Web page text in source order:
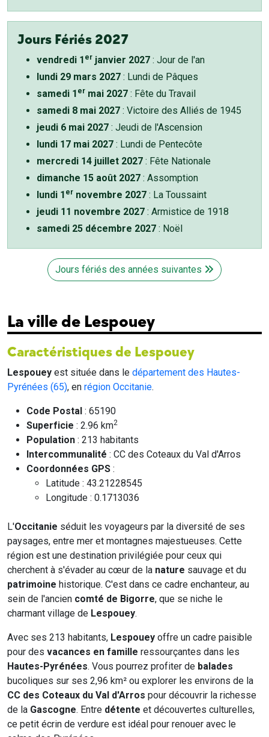
Jours Fériés 2027
vendredi 1 er janvier 2027 : Jour de l'an
lundi 29 mars 2027 : Lundi de Pâques
samedi 1 er mai 2027 : Fête du Travail
samedi 8 mai 2027 : Victoire des Alliés de 1945
jeudi 6 mai 2027 : Jeudi de l'Ascension
lundi 17 mai 2027 : Lundi de Pentecôte
mercredi 14 juillet 2027 : Fête Nationale
dimanche 15 août 2027 : Assomption
lundi 1 er novembre 2027 : La Toussaint
jeudi 11 novembre 2027 : Armistice de 1918
samedi 25 décembre 2027 : Noël
Jours fériés des années suivantes
La ville de Lespouey
Caractéristiques de Lespouey
Lespouey est située dans le département des Hautes-
Pyrénées (65), en région Occitanie.
Code Postal : 65190
Superficie : 2.96 km2
Population : 213 habitants
Intercommunalité : CC des Coteaux du Val d'Arros
Coordonnées GPS :
Latitude : 43.21228545
Longitude : 0.1713036
L'Occitanie séduit les voyageurs par la diversité de ses
paysages, entre mer et montagnes majestueuses. Cette
région est une destination privilégiée pour ceux qui
cherchent à s'évader au cœur de la nature sauvage et du
patrimoine historique. C'est dans ce cadre enchanteur, au
sein de l'ancien comté de Bigorre, que se niche le
charmant village de Lespouey.
Avec ses 213 habitants, Lespouey offre un cadre paisible
pour des vacances en famille ressourçantes dans les
Hautes-Pyrénées. Vous pourrez profiter de balades
bucoliques sur ses 2,96 km² ou explorer les environs de la
CC des Coteaux du Val d'Arros pour découvrir la richesse
de la Gascogne. Entre détente et découvertes culturelles,
ce petit écrin de verdure est idéal pour renouer avec le